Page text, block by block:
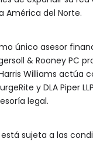
América del Norte.
único asesor
& Rooney PC
Williams actúa
y DLA Piper
legal.
sujeta a las